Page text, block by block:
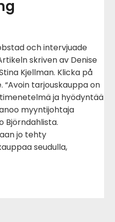
och intervjuade
skriven av Denise
Kjellman. Klicka på
tarjouskauppa on
ja hyödyntää
myyntijohtaja
Björndahlista.
jo tehty
seudulla,